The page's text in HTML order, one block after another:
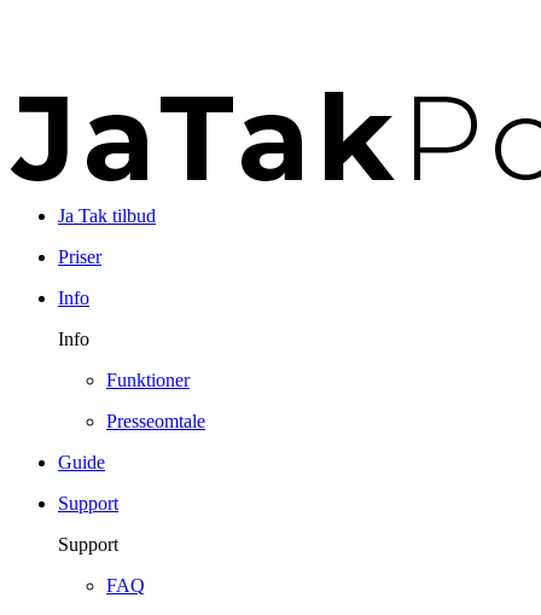
Ja Tak tilbud
Priser
Info
Info
Funktioner
Presseomtale
Guide
Support
Support
FAQ